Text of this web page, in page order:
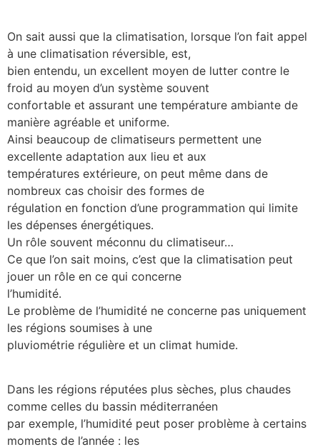
On sait aussi que la climatisation, lorsque l’on fait appel
à une climatisation réversible, est,
bien entendu, un excellent moyen de lutter contre le
froid au moyen d’un système souvent
confortable et assurant une température ambiante de
manière agréable et uniforme.
Ainsi beaucoup de climatiseurs permettent une
excellente adaptation aux lieu et aux
températures extérieure, on peut même dans de
nombreux cas choisir des formes de
régulation en fonction d’une programmation qui limite
les dépenses énergétiques.
Un rôle souvent méconnu du climatiseur…
Ce que l’on sait moins, c’est que la climatisation peut
jouer un rôle en ce qui concerne
l’humidité.
Le problème de l’humidité ne concerne pas uniquement
les régions soumises à une
pluviométrie régulière et un climat humide.
Dans les régions réputées plus sèches, plus chaudes
comme celles du bassin méditerranéen
par exemple, l’humidité peut poser problème à certains
moments de l’année : les